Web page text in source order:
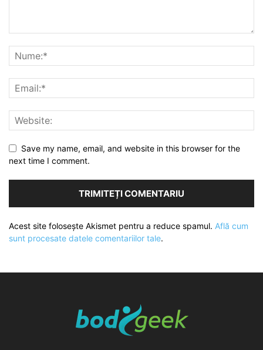
Save my name, email, and website in this browser for the
next time I comment.
Acest site folosește Akismet pentru a reduce spamul. Află cum
sunt procesate datele comentariilor tale.